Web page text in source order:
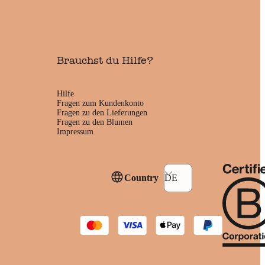
Brauchst du Hilfe?
Hilfe
Fragen zum Kundenkonto
Fragen zu den Lieferungen
Fragen zu den Blumen
Impressum
Country DE